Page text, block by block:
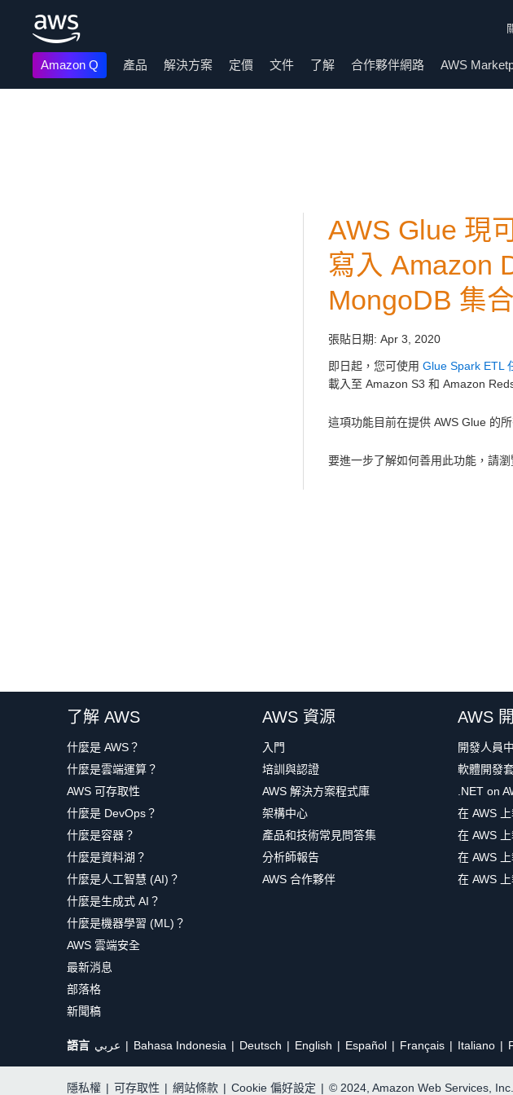
Amazon Q 產品 解決方案 定價 文件 了解 合作夥伴網路 AWS
AWS Glue 現
寫入 Amazon
MongoDB 集合
張貼日期: Apr 3, 2020
即日起，您可使用 Glue Spark ETL
載入至 Amazon S3 和 Amazon
這項功能目前在提供 AWS Glue 的
要進一步了解如何善用此功能，請瀏
了解 AWS
什麼是 AWS？
什麼是雲端運算？
AWS 可存取性
什麼是 DevOps？
什麼是容器？
什麼是資料湖？
什麼是人工智慧 (AI)？
什麼是生成式 AI？
什麼是機器學習 (ML)？
AWS 雲端安全
最新消息
部落格
新聞稿
AWS 資源
入門
培訓與認證
AWS 解決方案程式庫
架構中心
產品和技術常見問答集
分析師報告
AWS 合作夥伴
AWS
開發人員
軟體開發
.NET on
在 AWS
在 AWS
在 AWS
在 AWS
語言 عربي Bahasa Indonesia Deutsch English Español Français Italiano
隱私權 | 可存取性 | 網站條款 | Cookie 偏好設定 | © 2024, Amazon Web Services,